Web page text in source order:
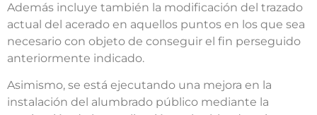
Además incluye también la modificación del trazado
actual del acerado en aquellos puntos en los que sea
necesario con objeto de conseguir el fin perseguido
anteriormente indicado.
Asimismo, se está ejecutando una mejora en la
instalación del alumbrado público mediante la